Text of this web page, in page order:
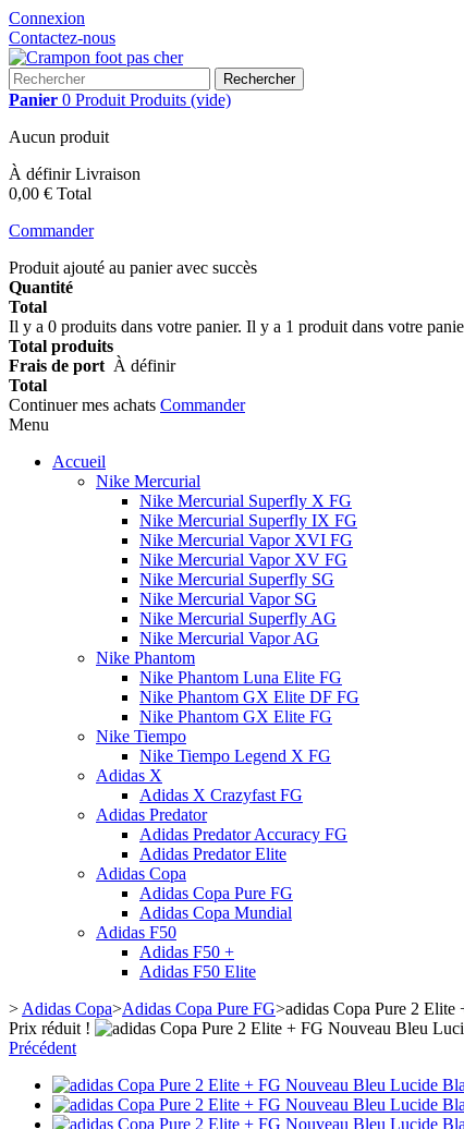
Connexion
Contactez-nous
Rechercher
Panier 0 Produit Produits (vide)
Aucun produit
À définirLivraison
0,00 € Total
Commander
Produit ajouté au panier avec succès
Quantité
Total
Il y a 0 produits dans votre panier. Il y a 1 produit dans votre
Total produits
Frais de port À définir
Total
Continuer mes achats Commander
Menu
Accueil
Nike Mercurial
Nike Mercurial Superfly X FG
Nike Mercurial Superfly IX FG
Nike Mercurial Vapor XVI FG
Nike Mercurial Vapor XV FG
Nike Mercurial Superfly SG
Nike Mercurial Vapor SG
Nike Mercurial Superfly AG
Nike Mercurial Vapor AG
Nike Phantom
Nike Phantom Luna Elite FG
Nike Phantom GX Elite DF FG
Nike Phantom GX Elite FG
Nike Tiempo
Nike Tiempo Legend X FG
Adidas X
Adidas X Crazyfast FG
Adidas Predator
Adidas Predator Accuracy FG
Adidas Predator Elite
Adidas Copa
Adidas Copa Pure FG
Adidas Copa Mundial
Adidas F50
Adidas F50 +
Adidas F50 Elite
> Adidas Copa>Adidas Copa Pure FG>adidas Copa Pure 2
Prix réduit !
Précédent